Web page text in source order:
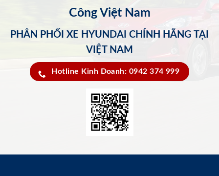
Công Việt Nam
PHÂN PHỐI XE HYUNDAI CHÍNH HÃNG TẠI
VIỆT NAM
Hotline Kinh Doanh: 0942 374 999